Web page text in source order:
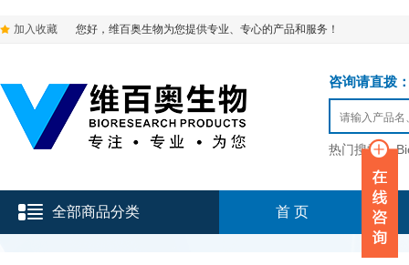
加入收藏 您好，维百奥生物为您提供专业、专心的产品和服务！
咨询请直拨
热门搜索：
全部商品分类 首 页